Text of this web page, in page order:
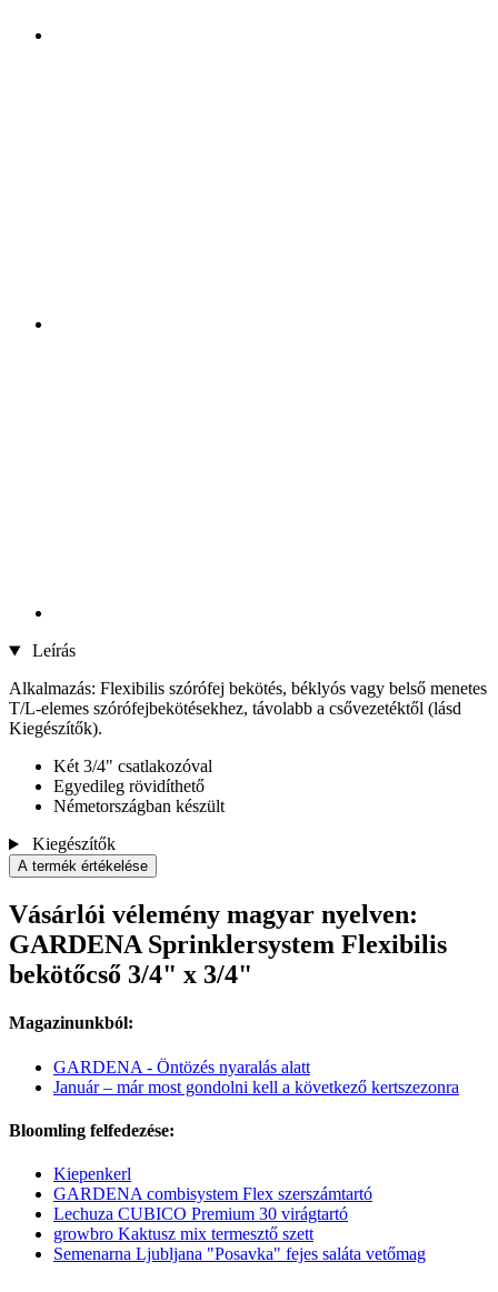
Leírás
Alkalmazás: Flexibilis szórófej bekötés, béklyós vagy belső menetes
T/L-elemes szórófejbekötésekhez, távolabb a csővezetéktől (lásd
Kiegészítők).
Két 3/4" csatlakozóval
Egyedileg rövidíthető
Németországban készült
Kiegészítők
A termék értékelése
Vásárlói vélemény magyar nyelven:
GARDENA Sprinklersystem Flexibilis
bekötőcső 3/4" x 3/4"
Magazinunkból:
GARDENA - Öntözés nyaralás alatt
Január – már most gondolni kell a következő kertszezonra
Bloomling felfedezése:
Kiepenkerl
GARDENA combisystem Flex szerszámtartó
Lechuza CUBICO Premium 30 virágtartó
growbro Kaktusz mix termesztő szett
Semenarna Ljubljana "Posavka" fejes saláta vetőmag